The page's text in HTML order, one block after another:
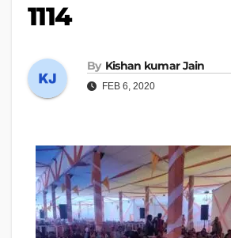
1114
By Kishan kumar Jain
FEB 6, 2020